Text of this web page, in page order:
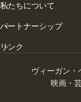
私たちについて
パートナーシップ
リンク
ヴィーガン・
映画・